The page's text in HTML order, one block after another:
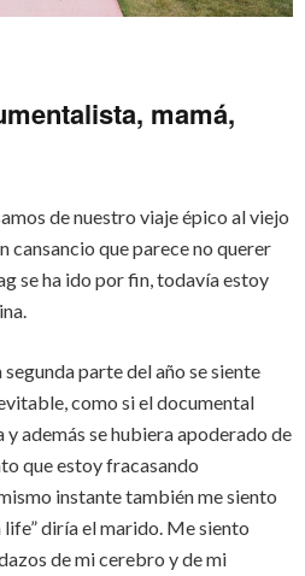
mamá,
de nuestro viaje épico al viejo
cansancio que parece no querer
se ha ido por fin, todavía estoy
parte del año se siente
como si el documental
además se hubiera apoderado de
que estoy fracasando
instante también me siento
life” diría el marido. Me siento
de mi cerebro y de mi